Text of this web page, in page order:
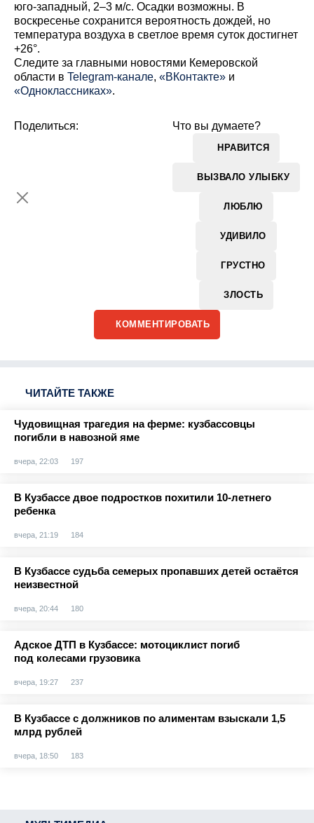
юго-западный, 2–3 м/с. Осадки возможны. В
воскресенье сохранится вероятность дождей, но
температура воздуха в светлое время суток достигнет
+26°.
Cледите за главными новостями Кемеровской
области в Telegram-канале, «ВКонтакте» и
«Одноклассниках».
Что вы думаете?
НРАВИТСЯ
ВЫЗВАЛО УЛЫБКУ
ЛЮБЛЮ
УДИВИЛО
ГРУСТНО
ЗЛОСТЬ
Поделиться:
КОММЕНТИРОВАТЬ
ЧИТАЙТЕ ТАКЖЕ
Чудовищная трагедия на ферме: кузбассовцы
погибли в навозной яме
вчера, 22:03 197
В Кузбассе двое подростков похитили 10-летнего
ребенка
вчера, 21:19 184
В Кузбассе судьба семерых пропавших детей остаётся
неизвестной
вчера, 20:44 180
Адское ДТП в Кузбассе: мотоциклист погиб
под колесами грузовика
вчера, 19:27 237
В Кузбассе с должников по алиментам взыскали 1,5
млрд рублей
вчера, 18:50 183